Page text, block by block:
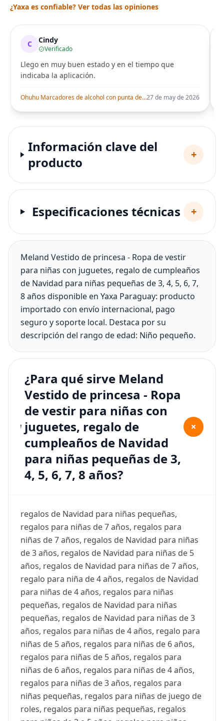
¿Yaxa es confiable? Ver todas las opiniones
C Cindy
Verificado
Llego en muy buen estado y en el tiempo que
indicaba la aplicación.
Ohuhu Marcadores de alcohol con punta de pincel – Juego de marcadores artísticos de doble punta con certificación AP para artistas adultos27 de may de 2026
Información clave del
producto
+
Especificaciones técnicas +
Meland Vestido de princesa - Ropa de vestir
para niñas con juguetes, regalo de cumpleaños
de Navidad para niñas pequeñas de 3, 4, 5, 6, 7,
8 años disponible en Yaxa Paraguay: producto
importado con envío internacional, pago
seguro y soporte local. Destaca por su
descripción del rango de edad: Niño pequeño.
¿Para qué sirve Meland
Vestido de princesa - Ropa
de vestir para niñas con
juguetes, regalo de
cumpleaños de Navidad
para niñas pequeñas de 3,
4, 5, 6, 7, 8 años?
+
regalos de Navidad para niñas pequeñas,
regalos para niñas de 7 años, regalos para
niñas de 7 años, regalos de Navidad para niñas
de 3 años, regalos de Navidad para niñas de 5
años, regalos de Navidad para niñas de 7 años,
regalo para niña de 4 años, regalos de Navidad
para niñas de 4 años, regalos para niñas
pequeñas, regalos de Navidad para niñas
pequeñas, regalos de Navidad para niñas de 3
años, regalos para niñas de 4 años, regalo para
niñas de 5 años, regalos para niñas de 6 años,
regalos para niñas de 5 años, regalos para
niñas de 6 años, regalos para niñas de 4 años,
regalos para niñas de 3 años, regalos para
niñas pequeñas, regalos para niñas de juego de
roles, regalos para niñas pequeñas, regalos